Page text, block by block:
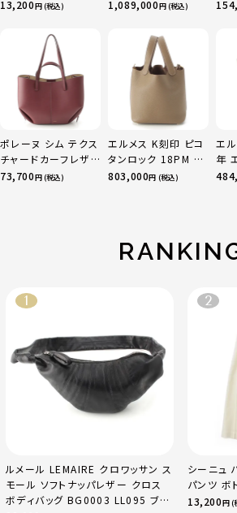
ツ ボトムス オフホワ
13,200円 (税込)
sacai サカイ 750
ニティ リング 指輪 マ
ルチカラー 50 51
52 24.9g
1,089,000円 (税込)
ポレーヌ シム テクス
チャードカーフレザ
ー トートバッグ ダー
73,700円 (税込)
エルメス K刻印 ピコ
タンロック 18PM ト
リヨン ハンドバッグ
803,000円 (税込)
エ
年
アマ
ルメール LEMAIRE クロワッサン ス
モール ソフトナッパレザー クロス
ボディバッグ BG0003 LL095 ブラ
シーニュ
パンツ ボ
13,200円 (